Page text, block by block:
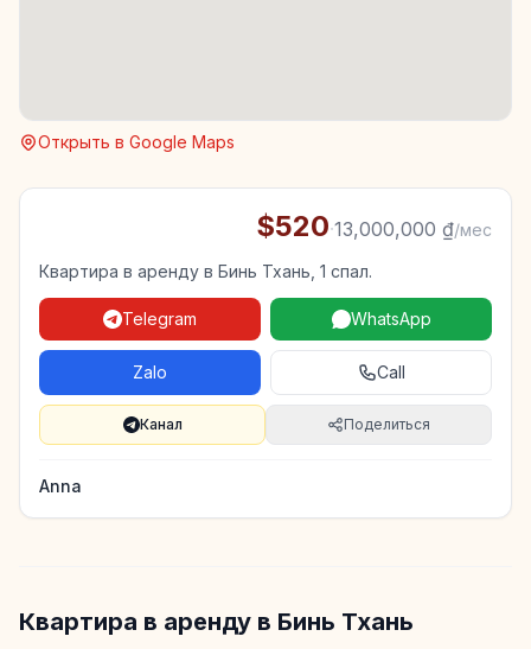
Открыть в Google Maps
$520·13,000,000 ₫/мес
Квартира в аренду в Бинь Тхань, 1 спал.
Telegram WhatsApp
Zalo Call
Канал Поделиться
Anna
Квартира в аренду в Бинь Тхань